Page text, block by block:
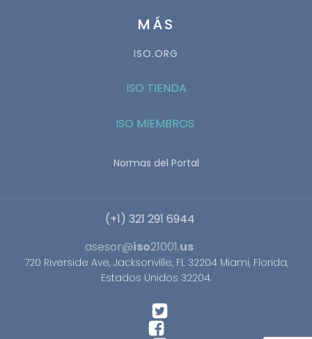
MÁS
ISO.ORG
ISO TIENDA
ISO MIEMBROS
Normas del Portal
(+1) 321 291 6944
asesor@iso21001.us
720 Riverside Ave, Jacksonville, FL 32204 Miami, Florida,
Estados Unidos 32204.